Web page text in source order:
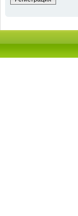
Начало форум